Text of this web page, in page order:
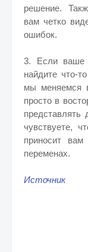
решение.
вам четко
ошибок.
3. Если ваше
найдите что-
мы меняемся
просто в
представлять
чувствуете,
приносит
переменах.
Источник